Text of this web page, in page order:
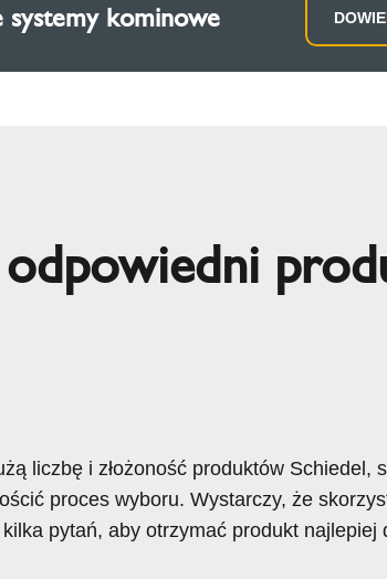
systemy kominowe
liczbę i złożoność produktów Schiedel,
proces wyboru. Wystarczy, że
pytań, aby otrzymać produkt najlepiej